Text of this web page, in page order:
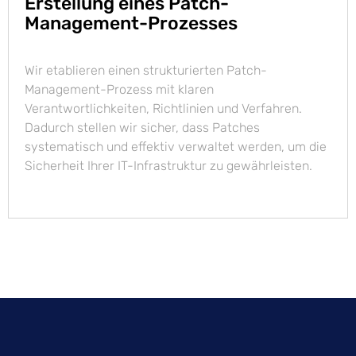
Management-Prozesses
Wir etablieren einen strukturierten Patch-
Management-Prozess mit klaren
Verantwortlichkeiten, Richtlinien und Verfahren.
Dadurch stellen wir sicher, dass Patches
systematisch und effektiv verwaltet werden, um die
Sicherheit Ihrer IT-Infrastruktur zu gewährleisten.